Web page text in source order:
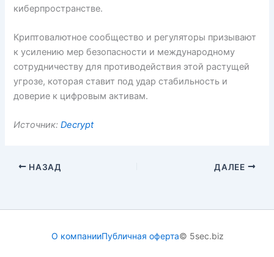
киберпространстве.
Криптовалютное сообщество и регуляторы призывают
к усилению мер безопасности и международному
сотрудничеству для противодействия этой растущей
угрозе, которая ставит под удар стабильность и
доверие к цифровым активам.
Источник:Decrypt
НАЗАД ДАЛЕЕ
О компанииПубличная оферта© 5sec.biz